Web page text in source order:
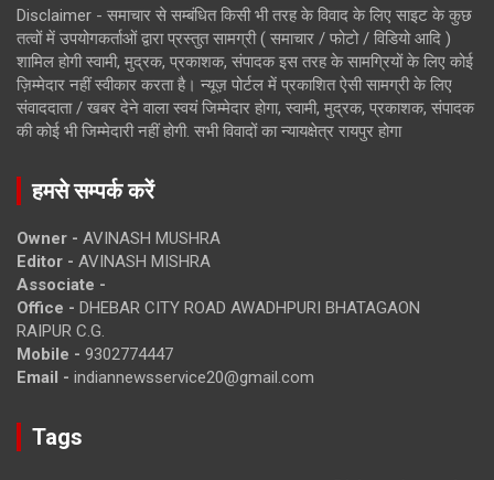
Disclaimer - समाचार से सम्बंधित किसी भी तरह के विवाद के लिए साइट के कुछ
तत्वों में उपयोगकर्ताओं द्वारा प्रस्तुत सामग्री ( समाचार / फोटो / विडियो आदि )
शामिल होगी स्वामी, मुद्रक, प्रकाशक, संपादक इस तरह के सामग्रियों के लिए कोई
ज़िम्मेदार नहीं स्वीकार करता है। न्यूज़ पोर्टल में प्रकाशित ऐसी सामग्री के लिए
संवाददाता / खबर देने वाला स्वयं जिम्मेदार होगा, स्वामी, मुद्रक, प्रकाशक, संपादक
की कोई भी जिम्मेदारी नहीं होगी. सभी विवादों का न्यायक्षेत्र रायपुर होगा
हमसे सम्पर्क करें
Owner - AVINASH MUSHRA
Editor - AVINASH MISHRA
Associate -
Office - DHEBAR CITY ROAD AWADHPURI BHATAGAON
RAIPUR C.G.
Mobile - 9302774447
Email - indiannewsservice20@gmail.com
Tags